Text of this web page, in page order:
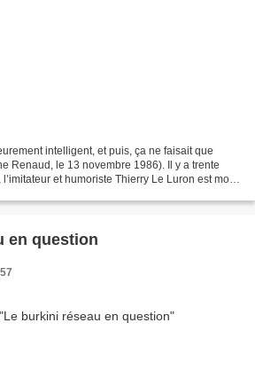
intelligent, et puis, ça ne faisait que
Renaud, le 13 novembre 1986). Il y a trente
et humoriste Thierry Le Luron est mort
en question